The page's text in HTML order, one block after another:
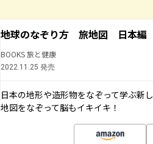
地球のなぞり方 旅地図 日本編
BOOKS 旅と健康
2022.11.25 発売
日本の地形や造形物をなぞって学ぶ新
地図をなぞって脳もイキイキ！